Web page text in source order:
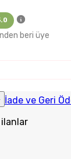
beri üye
İade ve Geri